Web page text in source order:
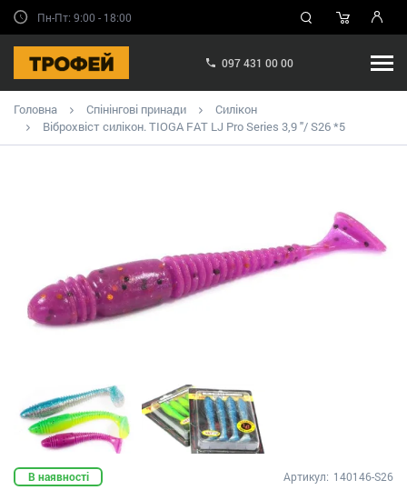
Пн-Пт: 9:00 - 18:00
097 431 00 00
Головна Спінінгові принади
Силікон
Віброхвіст силікон. TIOGA FAT LJ Pro Series 3,9 "/ S26 *5
В наявності Артикул: 140146-S26